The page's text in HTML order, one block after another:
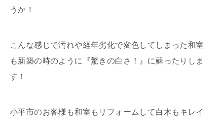
うか！
こんな感じで汚れや経年劣化で変色してしまった和室
も新築の時のように『驚きの白さ！』に蘇ったりしま
す！
小平市のお客様も和室もリフォームして白木もキレイ